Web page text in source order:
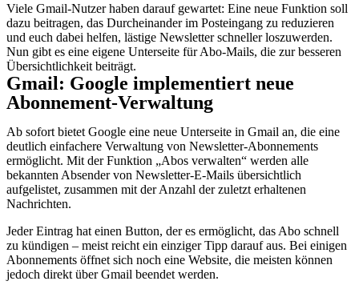
Viele Gmail-Nutzer haben darauf gewartet: Eine neue Funktion soll
dazu beitragen, das Durcheinander im Posteingang zu reduzieren
und euch dabei helfen, lästige Newsletter schneller loszuwerden.
Nun gibt es eine eigene Unterseite für Abo-Mails, die zur besseren
Übersichtlichkeit beiträgt.
Gmail: Google implementiert neue
Abonnement-Verwaltung
Ab sofort bietet Google eine neue Unterseite in Gmail an, die eine
deutlich einfachere Verwaltung von Newsletter-Abonnements
ermöglicht. Mit der Funktion „Abos verwalten“ werden alle
bekannten Absender von Newsletter-E-Mails übersichtlich
aufgelistet, zusammen mit der Anzahl der zuletzt erhaltenen
Nachrichten.
Jeder Eintrag hat einen Button, der es ermöglicht, das Abo schnell
zu kündigen – meist reicht ein einziger Tipp darauf aus. Bei einigen
Abonnements öffnet sich noch eine Website, die meisten können
jedoch direkt über Gmail beendet werden.